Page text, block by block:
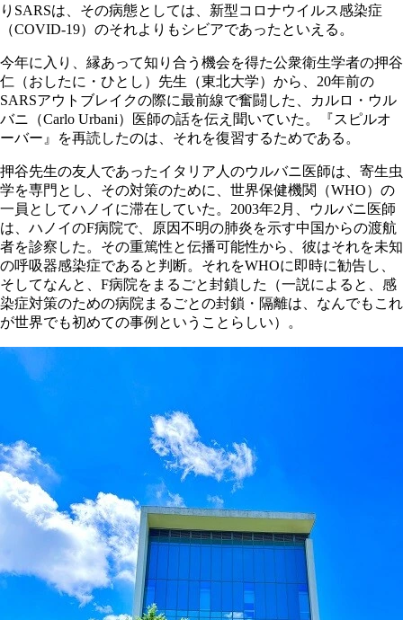
りSARSは、その病態としては、新型コロナウイルス感染症
（COVID-19）のそれよりもシビアであったといえる。
今年に入り、縁あって知り合う機会を得た公衆衛生学者の押谷
仁（おしたに・ひとし）先生（東北大学）から、20年前の
SARSアウトブレイクの際に最前線で奮闘した、カルロ・ウル
バニ（Carlo Urbani）医師の話を伝え聞いていた。『スピルオ
ーバー』を再読したのは、それを復習するためである。
押谷先生の友人であったイタリア人のウルバニ医師は、寄生虫
学を専門とし、その対策のために、世界保健機関（WHO）の
一員としてハノイに滞在していた。2003年2月、ウルバニ医師
は、ハノイのF病院で、原因不明の肺炎を示す中国からの渡航
者を診察した。その重篤性と伝播可能性から、彼はそれを未知
の呼吸器感染症であると判断。それをWHOに即時に勧告し、
そしてなんと、F病院をまるごと封鎖した（一説によると、感
染症対策のための病院まるごとの封鎖・隔離は、なんでもこれ
が世界でも初めての事例ということらしい）。